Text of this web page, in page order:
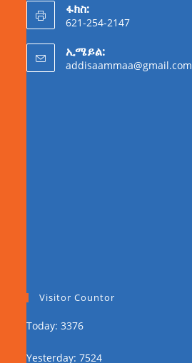
ፋክስ:
621-254-2147
ኢሜይል:
addisaammaa@gmail.com
Visitor Countor
Today: 3376
Yesterday: 7524